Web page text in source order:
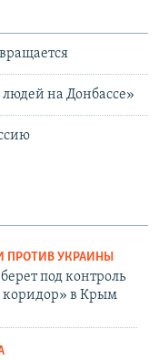
на Донбассе»
ПРОТИВ УКРАИНЫ
под контроль
коридор» в Крым